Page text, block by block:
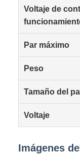
Voltaje de
Par máximo
Peso
Tamaño del
Voltaje
Imágenes